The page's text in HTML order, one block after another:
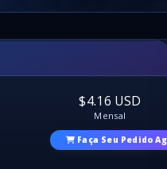
$4.16 USD
Mensal
Faça Seu Pedido